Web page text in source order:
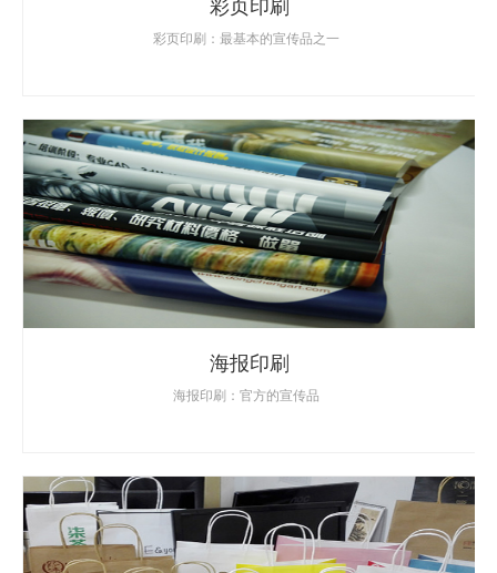
彩页印刷：最基本的宣传品之一
海报印刷
海报印刷：官方的宣传品